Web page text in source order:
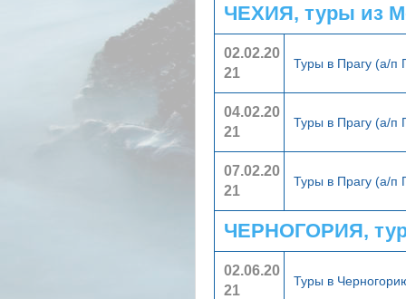
ЧЕХИЯ, туры из
02.02.20
21
Туры в Прагу (а/п
04.02.20
21
Туры в Прагу (а/п
07.02.20
21
Туры в Прагу (а/п
ЧЕРНОГОРИЯ,
02.06.20
21
Туры в